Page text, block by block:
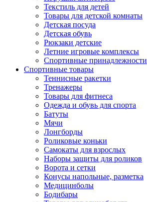
Текстиль для детей
Товары для детской комнаты
Детская посуда
Детская обувь
Рюкзаки детские
Летние игровые комплексы
Спортивные принадлежности
Спортивные товары
Теннисные ракетки
Тренажеры
Товары для фитнеса
Одежда и обувь для спорта
Батуты
Мячи
Лонгборды
Роликовые коньки
Самокаты для взрослых
Наборы защиты для роликов
Ворота и сетки
Конусы напольные, разметка
Медицинболы
Бодибары